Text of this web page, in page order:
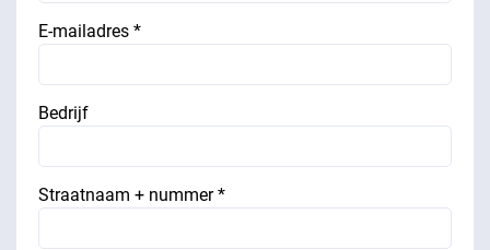
E-mailadres *
Bedrijf
Straatnaam + nummer *